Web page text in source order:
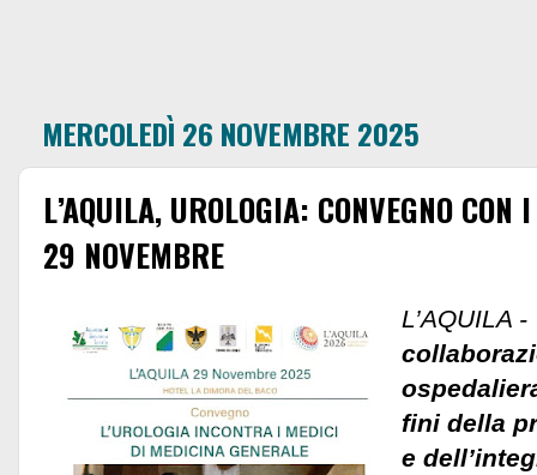
MERCOLEDÌ 26 NOVEMBRE 2025
L’AQUILA, UROLOGIA: CONVEGNO
29 NOVEMBRE
L’AQUILA -
fini della
e